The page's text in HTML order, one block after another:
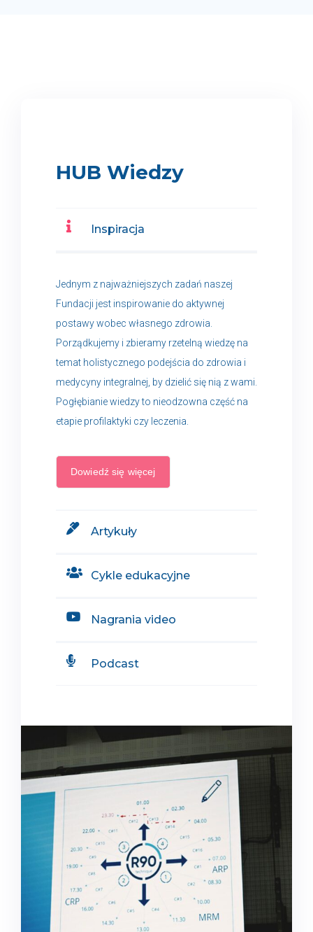
HUB Wiedzy
Inspiracja
Jednym z najważniejszych zadań naszej
Fundacji jest inspirowanie do aktywnej
postawy wobec własnego zdrowia.
Porządkujemy i zbieramy rzetelną wiedzę na
temat holistycznego podejścia do zdrowia i
medycyny integralnej, by dzielić się nią z wami.
Pogłębianie wiedzy to nieodzowna część na
etapie profilaktyki czy leczenia.
Dowiedź się więcej
Artykuły
Cykle edukacyjne
Nagrania video
Podcast